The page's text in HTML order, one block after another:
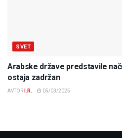
SVET
Arabske države predstavile
ostaja zadržan
AVTOR I.R. 05/03/2025